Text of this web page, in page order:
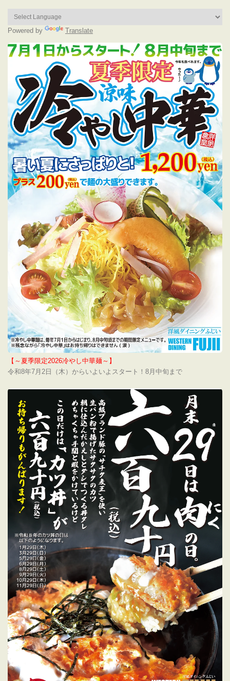
Powered by Translate
【～夏季限定2026冷やし中華麺～】
令和8年7月2日（木）からいよいよスタート！8月中旬まで